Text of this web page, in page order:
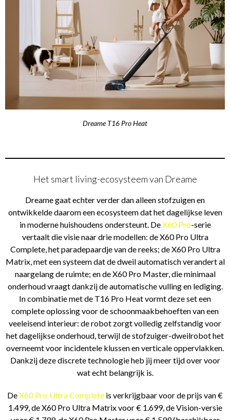
Dreame T16 Pro Heat
Het smart living-ecosysteem van Dreame
Dreame gaat echter verder dan alleen stofzuigen en
ontwikkelde daarom een ecosysteem dat het dagelijkse leven
in moderne huishoudens ondersteunt. DeX60 Pro-serie
vertaalt die visie naar drie modellen: de X60 Pro Ultra
Complete, het paradepaardje van de reeks; de X60 Pro Ultra
Matrix, met een systeem dat de dweil automatisch verandert al
naargelang de ruimte; en de X60 Pro Master, die minimaal
onderhoud vraagt dankzij de automatische vulling en lediging.
In combinatie met de T16 Pro Heat vormt deze set een
complete oplossing voor de schoonmaakbehoeften van een
veeleisend interieur: de robot zorgt volledig zelfstandig voor
het dagelijkse onderhoud, terwijl de stofzuiger-dweilrobot het
overneemt voor incidentele klussen en verticale oppervlakken.
Dankzij deze discrete technologie heb jij meer tijd over voor
wat echt belangrijk is.
DeX60 Pro Ultra Complete is verkrijgbaar voor de prijs van €
1.499, de X60 Pro Ultra Matrix voor € 1.699, de Vision-versie